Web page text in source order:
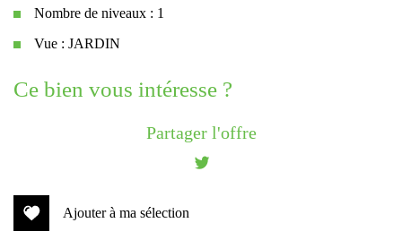
Nombre de niveaux : 1
Vue : JARDIN
la ville de gruissan (11430)
ce bien vous intéresse ?
Partager l'offre
Ajouter à ma sélection